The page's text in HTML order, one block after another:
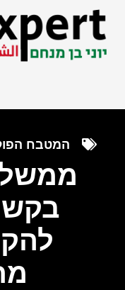
המטבח
ממשל